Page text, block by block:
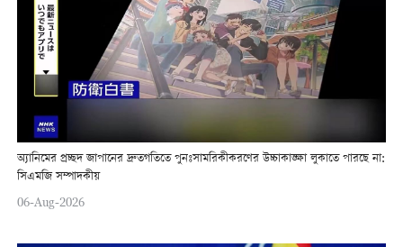
অ্যানিমের প্রচ্ছদ জাপানের দ্রুতগতিতে পুনঃসামরিকীকরণের উচ্চাকাঙ্ক্ষা লুকাতে পারছে না:
সিএমজি সম্পাদকীয়
06-Aug-2026